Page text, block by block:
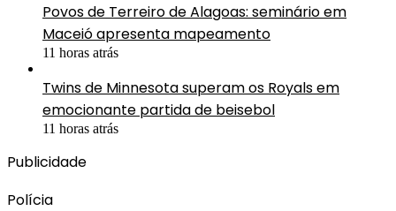
Povos de Terreiro de Alagoas: seminário em
Maceió apresenta mapeamento
11 horas atrás
Twins de Minnesota superam os Royals em
emocionante partida de beisebol
11 horas atrás
Publicidade
Polícia